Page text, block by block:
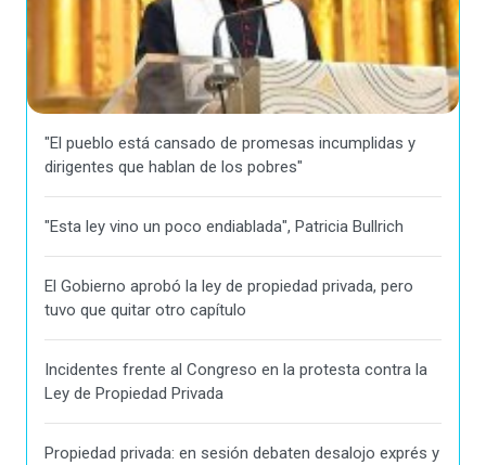
"El pueblo está cansado de promesas incumplidas y
dirigentes que hablan de los pobres"
"Esta ley vino un poco endiablada", Patricia Bullrich
El Gobierno aprobó la ley de propiedad privada, pero
tuvo que quitar otro capítulo
Incidentes frente al Congreso en la protesta contra la
Ley de Propiedad Privada
Propiedad privada: en sesión debaten desalojo exprés y